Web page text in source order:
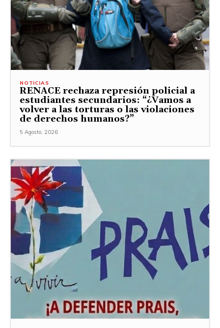
NOTICIAS
RENACE rechaza represión policial a
estudiantes secundarios: “¿Vamos a
volver a las torturas o las violaciones
de derechos humanos?”
5 Agosto, 2026